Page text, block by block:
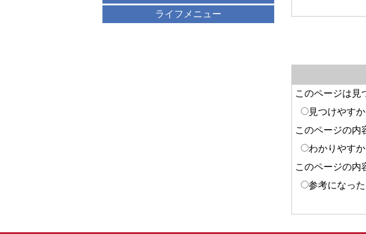
このページは見
見つけやす
このページの内
わかりやす
このページの内
参考になった
ライフメニュー